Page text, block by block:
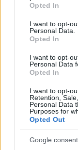
use your data for
consent section.
Opted In
I want to opt-
Personal Data.
Opted In
I want to opt-
Personal Data
Opted In
I want to opt-
Retention,
Personal Data
Purposes for
Opted Out
Google
@sixx: ez
megdolgozik
közpénzen, de
Strieber nevét
elütés, csak
fi író,
ugyebár), és
kommentben
arrogancia.
csak a fogalmat,
minőségével,
igazán.